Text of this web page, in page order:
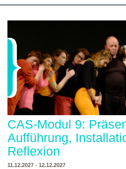
CAS-Modul 9:
Aufführung,
Reflexion
11.12.2027 - 12.12.2027